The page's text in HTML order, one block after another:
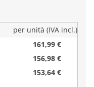
per unità (IVA incl.)
161,99 €
156,98 €
153,64 €